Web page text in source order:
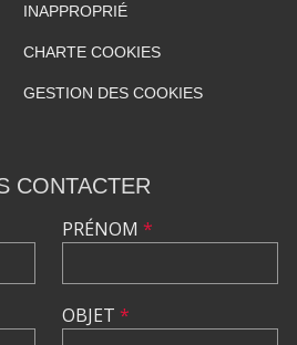
INAPPROPRIÉ
CHARTE COOKIES
GESTION DES COOKIES
CONTACTER
PRÉNOM *
OBJET *